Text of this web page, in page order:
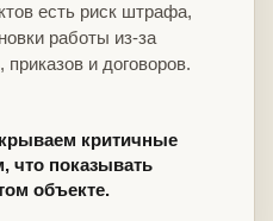
есть риск штрафа,
работы из-за
и договоров.
критичные
что показывать
объекте.